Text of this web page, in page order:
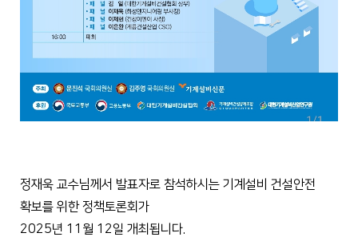
정재욱 교수님께서 발표자로 참석하시는 기계설비 건설안전
확보를 위한 정책토론회가
2025년 11월 12일 개최됩니다.